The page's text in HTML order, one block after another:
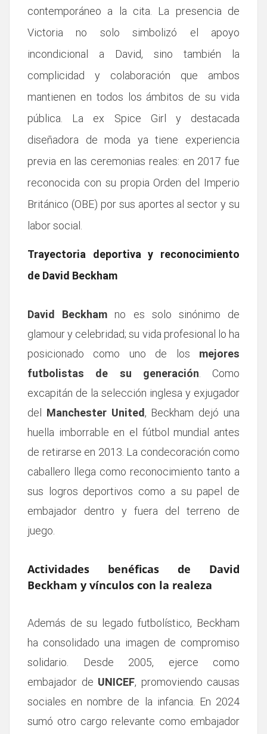
contemporáneo a la cita. La presencia de
Victoria no solo simbolizó el apoyo
incondicional a David, sino también la
complicidad y colaboración que ambos
mantienen en todos los ámbitos de su vida
pública. La ex Spice Girl y destacada
diseñadora de moda ya tiene experiencia
previa en las ceremonias reales: en 2017 fue
reconocida con su propia Orden del Imperio
Británico (OBE) por sus aportes al sector y su
labor social.
Trayectoria deportiva y reconocimiento
de David Beckham
David Beckham no es solo sinónimo de
glamour y celebridad; su vida profesional lo ha
posicionado como uno de los
mejores
futbolistas de su generación. Como
excapitán de la selección inglesa y exjugador
del Manchester United, Beckham dejó una
huella imborrable en el fútbol mundial antes
de retirarse en 2013. La condecoración como
caballero llega como reconocimiento tanto a
sus logros deportivos como a su papel de
embajador dentro y fuera del terreno de
juego.
Actividades benéficas de David
Beckham y vínculos con la realeza
Además de su legado futbolístico, Beckham
ha consolidado una imagen de compromiso
solidario. Desde 2005, ejerce como
embajador de UNICEF, promoviendo causas
sociales en nombre de la infancia. En 2024
sumó otro cargo relevante como embajador